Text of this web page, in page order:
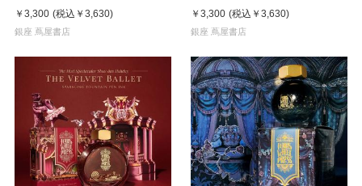
イール・プレス 万年筆インク
￥3,300 (税込 ￥3,630)
銀座 蔦屋書店
￥3,300 (税込 ￥3,630)
銀座 蔦屋書店